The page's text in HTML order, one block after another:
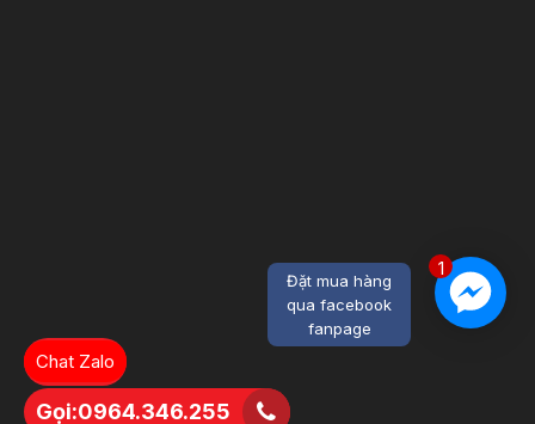
1
Đặt mua hàng
qua facebook
fanpage
Chat Zalo
Gọi:0964.346.255